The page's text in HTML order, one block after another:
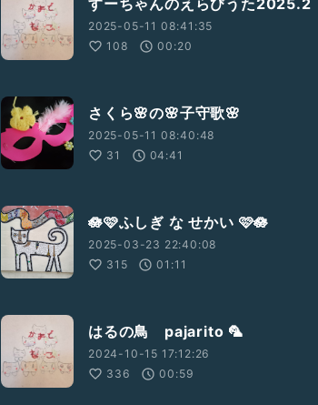
すーちゃんのえらびうた2025.2
2025-05-11 08:41:35
108
00:20
さくら🌸の🌸子守歌🌸
2025-05-11 08:40:48
31
04:41
🪷🩷ふしぎ な せかい 🩷🪷
2025-03-23 22:40:08
315
01:11
はるの鳥 pajarito 🦜
2024-10-15 17:12:26
336
00:59